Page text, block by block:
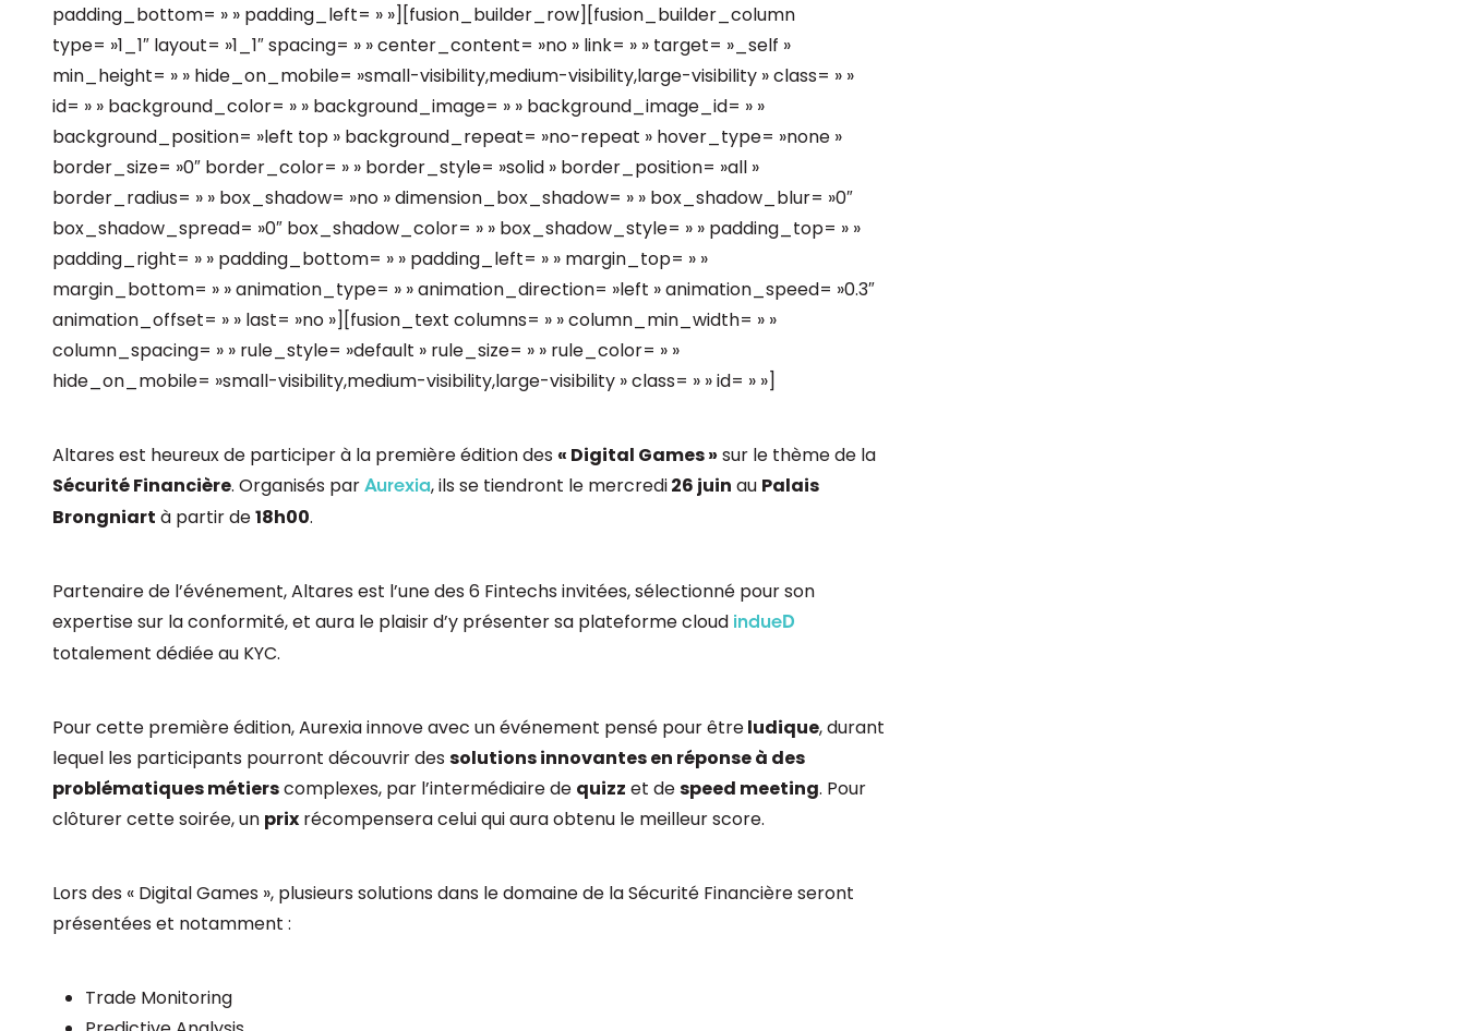
padding_bottom= » » padding_left= » »][fusion_builder_row][fusion_builder_column
type= »1_1″ layout= »1_1″ spacing= » » center_content= »no » link= » » target= »_self »
min_height= » » hide_on_mobile= »small-visibility,medium-visibility,large-visibility » class= » »
id= » » background_color= » » background_image= » » background_image_id= » »
background_position= »left top » background_repeat= »no-repeat » hover_type= »none »
border_size= »0″ border_color= » » border_style= »solid » border_position= »all »
border_radius= » » box_shadow= »no » dimension_box_shadow= » » box_shadow_blur= »0″
box_shadow_spread= »0″ box_shadow_color= » » box_shadow_style= » » padding_top= » »
padding_right= » » padding_bottom= » » padding_left= » » margin_top= » »
margin_bottom= » » animation_type= » » animation_direction= »left » animation_speed= »0.3″
animation_offset= » » last= »no »][fusion_text columns= » » column_min_width= » »
column_spacing= » » rule_style= »default » rule_size= » » rule_color= » »
hide_on_mobile= »small-visibility,medium-visibility,large-visibility » class= » » id= » »]
Altares est heureux de participer à la première édition des « Digital Games » sur le thème de la
Sécurité Financière. Organisés par Aurexia, ils se tiendront le mercredi26 juin au Palais
Brongniart à partir de18h00.
Partenaire de l’événement, Altares est l’une des 6 Fintechs invitées, sélectionné pour son
expertise sur la conformité, et aura le plaisir d’y présenter sa plateforme cloud indueD
totalement dédiée au KYC.
Pour cette première édition, Aurexia innove avec un événement pensé pour êtreludique, durant
lequel les participants pourront découvrir des solutions innovantes en réponse à des
problématiques métierscomplexes, par l’intermédiaire de quizz et despeed meeting. Pour
clôturer cette soirée, un prix récompensera celui qui aura obtenu le meilleur score.
Lors des « Digital Games », plusieurs solutions dans le domaine de la Sécurité Financière seront
présentées et notamment :
Trade Monitoring